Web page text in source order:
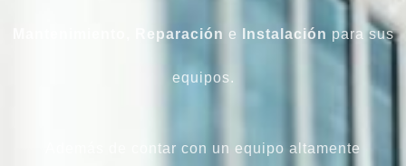
Mantenimiento, Reparación e Instalación para sus
equipos.
Además de contar con un equipo altamente